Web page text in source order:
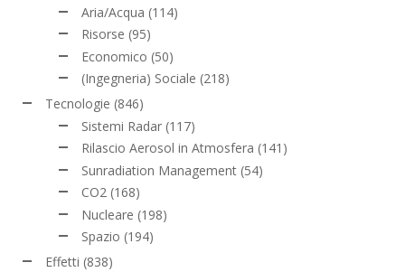
Aria/Acqua (114)
Risorse (95)
Economico (50)
(Ingegneria) Sociale (218)
Tecnologie (846)
Sistemi Radar (117)
Rilascio Aerosol in Atmosfera (141)
Sunradiation Management (54)
CO2 (168)
Nucleare (198)
Spazio (194)
Effetti (838)